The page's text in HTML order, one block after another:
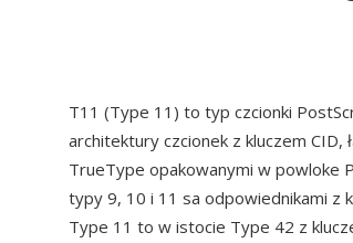
T11 (Type 11) to typ czcionki
architektury czcionek z kluczem
TrueType opakowanymi w powloke
typy 9, 10 i 11 sa odpowiednikami
Type 11 to w istocie Type 42 z